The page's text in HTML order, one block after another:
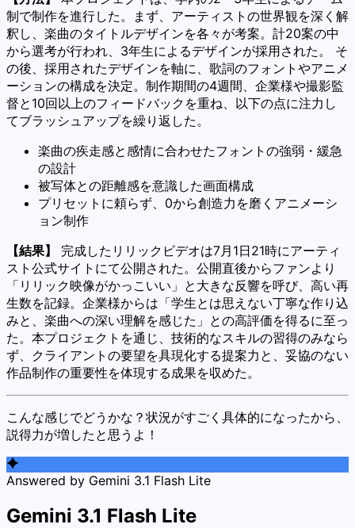
制で制作を進行した。まず、アーティストの世界観を深く解
釈し、楽曲のタイトルデザインを各々が考案。計20案の中
から選考が行われ、3年生によるデザインが採用された。 そ
の後、採用されたデザインを軸に、歌詞のフォントやアニメ
ーションの構成を決定。制作期間の4週間、企業様や撮影監
督と10回以上のフィードバックを重ね、以下の点に注力し
てブラッシュアップを繰り返した。
楽曲の疾走感と感情に合わせたフォントの強弱・緩急
の設計
被写体との距離感を意識した画面構成
プリセットに頼らず、0から創造力を磨くアニメーシ
ョン制作
【結果】
完成したリリックビデオは7月1日21時にアーティ
スト公式サイトにて公開された。公開直後からファンより
「リリック映像がかっこいい」と大きな反響を呼び、高い再
生数を記録。企業様からは「学生とは思えない丁寧な作り込
みと、楽曲への深い理解を感じた」との高評価を得るに至っ
た。本プロジェクトを通じ、技術的なスキルの習得のみなら
ず、クライアントの要望を具現化する提案力と、妥協のない
作品制作の重要性を体現する成果を収めた。
こんな感じでどうかな？状況がすごく具体的になったから、
説得力が増したと思うよ！
Answered by Gemini 3.1 Flash Lite
Gemini 3.1 Flash Lite